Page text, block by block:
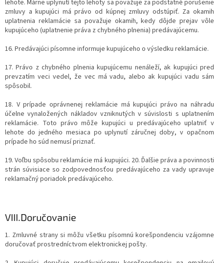
lehote. Márne uplynutí tejto lehoty sa považuje za podstatné porušenie
zmluvy a kupujúci má právo od kúpnej zmluvy odstúpiť. Za okamih
uplatnenia reklamácie sa považuje okamih, kedy dôjde prejav vôle
kupujúceho (uplatnenie práva z chybného plnenia) predávajúcemu.
16. Predávajúci písomne informuje kupujúceho o výsledku reklamácie.
17. Právo z chybného plnenia kupujúcemu nenáleží, ak kupujúci pred
prevzatím veci vedel, že vec má vadu, alebo ak kupujúci vadu sám
spôsobil.
18. V prípade oprávnenej reklamácie má kupujúci právo na náhradu
účelne vynaložených nákladov vzniknutých v súvislosti s uplatnením
reklamácie. Toto právo môže kupujúci u predávajúceho uplatniť v
lehote do jedného mesiaca po uplynutí záručnej doby, v opačnom
prípade ho súd nemusí priznať.
19. Voľbu spôsobu reklamácie má kupujúci. 20. Ďalšie práva a povinnosti
strán súvisiace so zodpovednosťou predávajúceho za vady upravuje
reklamačný poriadok predávajúceho.
VIII.Doručovanie
1. Zmluvné strany si môžu všetku písomnú korešpondenciu vzájomne
doručovať prostredníctvom elektronickej pošty.